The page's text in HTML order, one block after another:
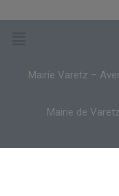
Mairie Varetz –
Mairie de